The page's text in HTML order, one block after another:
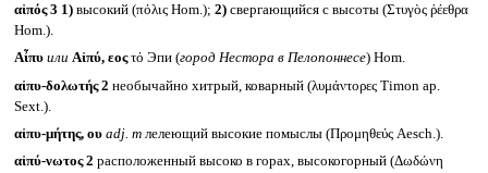
αἰπός 3 1)высокий (πόλις Hom.); 2)свергающийся с высоты (Στυγὸς ῥέεθρα
Hom.).
Αἶπυ или Αἰπύ, εοςτό Эпи (город Нестора в Пелопоннесе) Hom.
αἰπυ-δολωτής 2 необычайно хитрый, коварный (λυμάντορες Timon ap.
Sext.).
αἰπυ-μήτης, ου adj. mлелеющий высокие помыслы (Προμηθεύς Aesch.).
αἰπύ-νωτος 2 расположенный высоко в горах, высокогорный (Δωδώνη